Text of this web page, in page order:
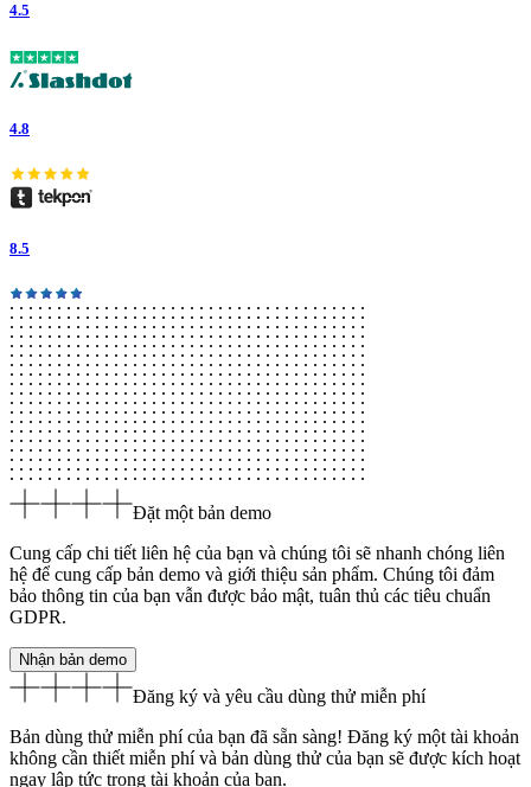
4.5
4.8
8.5
Đặt một bản demo
Cung cấp chi tiết liên hệ của bạn và chúng tôi sẽ nhanh chóng liên
hệ để cung cấp bản demo và giới thiệu sản phẩm. Chúng tôi đảm
bảo thông tin của bạn vẫn được bảo mật, tuân thủ các tiêu chuẩn
GDPR.
Nhận bản demo
Đăng ký và yêu cầu dùng thử miễn phí
Bản dùng thử miễn phí của bạn đã sẵn sàng! Đăng ký một tài khoản
không cần thiết miễn phí và bản dùng thử của bạn sẽ được kích hoạt
ngay lập tức trong tài khoản của bạn.